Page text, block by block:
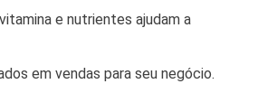
e nutrientes ajudam a
em vendas para seu negócio.